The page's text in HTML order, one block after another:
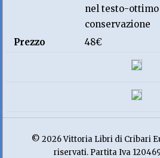
nel testo-
conservazione
Prezzo
48€
© 2026 Vittoria Libri di Cribari
riservati. Partita Iva